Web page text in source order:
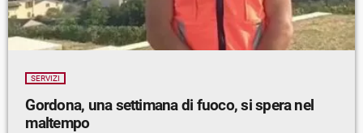
SERVIZI
Gordona, una settimana di fuoco, si spera nel
maltempo